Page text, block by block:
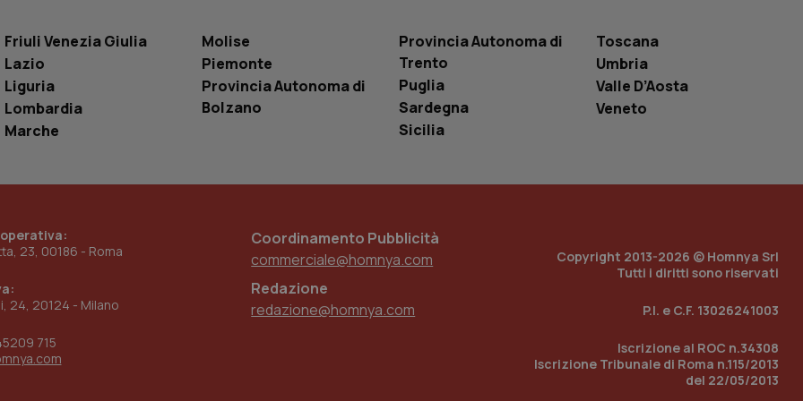
Friuli Venezia Giulia
Lazio
Liguria
Lombardia
Marche
Molise
Piemonte
Provincia Autonoma di
Bolzano
Provincia Autonoma di
Trento
Puglia
Sardegna
Sicilia
Toscana
Umbria
Valle D’Aosta
Veneto
23, 00186 - Roma
24, 20124 - Milano
715
Coordinamento Pubblicità
commerciale@homnya.com
Redazione
redazione@homnya.com
Copyright 2013-2026 © Homnya Srl
Tutti i diritti sono riservati
P.I. e C.F. 13026241003
Iscrizione al ROC n.34308
Iscrizione Tribunale di Roma n.115/2013
del 22/05/2013
sistema di tracking solo in caso di utenti loggato con identity
provider WelfareLink.